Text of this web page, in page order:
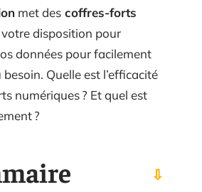
met des coffres-forts
disposition pour
données pour facilement
Quelle est l’efficacité
numériques ? Et quel est
?